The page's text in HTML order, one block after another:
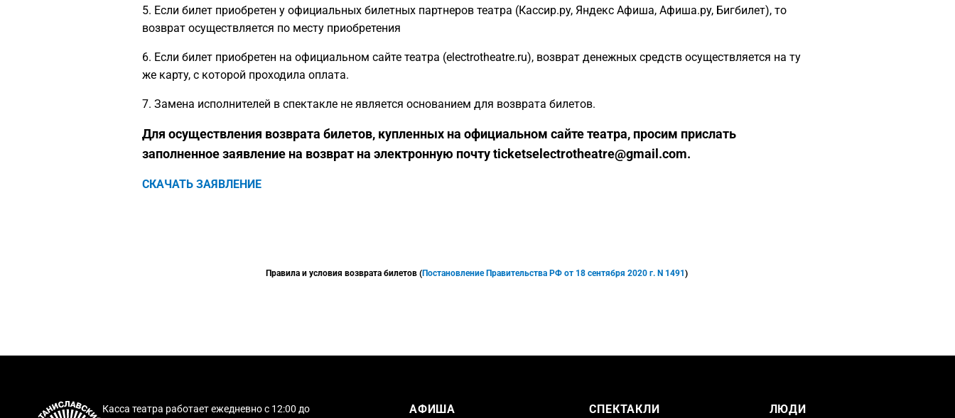
5. Если билет приобретен у официальных билетных партнеров театра (Кассир.ру, Яндекс Афиша, Афиша.ру, Бигбилет), то
возврат осуществляется по месту приобретения
6. Если билет приобретен на официальном сайте театра (electrotheatre.ru), возврат денежных средств осуществляется на ту
же карту, с которой проходила оплата.
7. Замена исполнителей в спектакле не является основанием для возврата билетов.
Для осуществления возврата билетов, купленных на официальном сайте театра, просим прислать
заполненное заявление на возврат на электронную почту ticketselectrotheatre@gmail.com.
СКАЧАТЬ ЗАЯВЛЕНИЕ
Правила и условия возврата билетов (Постановление Правительства РФ от 18 сентября 2020 г. N 1491 )
Касса театра работает ежедневно с 12:00 до
АФИША СПЕКТАКЛИ ЛЮДИ